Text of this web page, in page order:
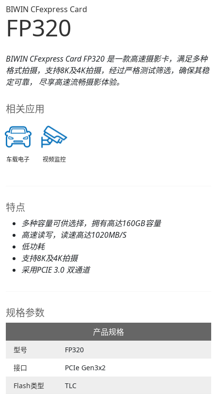
BIWIN CFexpress Card
FP320
BIWIN CFexpress Card FP320 是一款高速摄影卡，满足多种
格式拍摄，支持8K及4K拍摄，经过严格测试筛选，确保其稳
定可靠， 尽享高速流畅摄影体验。
相关应用
车载电子 视频监控
特点
多种容量可供选择，拥有高达160GB容量
高速读写，读速高达1020MB/S
低功耗
支持8K及4K拍摄
采用PCIE 3.0 双通道
规格参数
产品规格
型号
FP320
接口
PCIe Gen3x2
Flash类型
TLC